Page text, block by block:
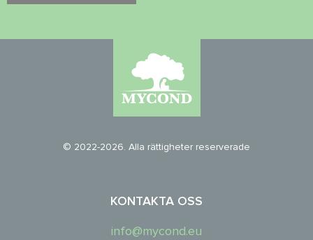
© 2022-2026. Alla rättigheter reserverade
KONTAKTA OSS
info@mycond.eu